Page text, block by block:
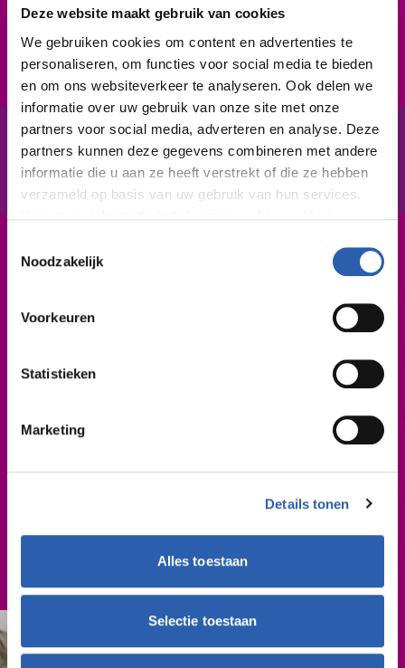
Deze website maakt gebruik van cookies
We gebruiken cookies om content en advertenties te
personaliseren, om functies voor social media te bieden
en om ons websiteverkeer te analyseren. Ook delen we
informatie over uw gebruik van onze site met onze
partners voor social media, adverteren en analyse. Deze
partners kunnen deze gegevens combineren met andere
informatie die u aan ze heeft verstrekt of die ze hebben
verzameld op basis van uw gebruik van hun services.
We werken samen met
die uw gegevens
Noodzakelijk
Voorkeuren
Statistieken
Marketing
Details tonen
Alles toestaan
Selectie toestaan
maar ook goed samenwerken. En bovendien werk je
netjes en snel.
In het kort De opleiding
Leerweg / niveau
Duur
Startdatum
Leslocatie(s)
Morsweg 4, Rijssen
2026-2027
€ 762,- (per schooljaar)